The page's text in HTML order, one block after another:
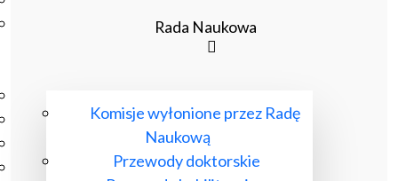
Olimpiada Literatury i Języka Polskiego dla Szkół
Godziny otwarcia
Nowości
Rada Naukowa
Komisje wyłonione przez Radę
Naukową
Przewody doktorskie